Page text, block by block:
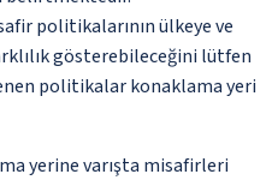
politikalarının ülkeye ve
gösterebileceğini lütfen
politikalar konaklama yeri
yerine varışta misafirleri